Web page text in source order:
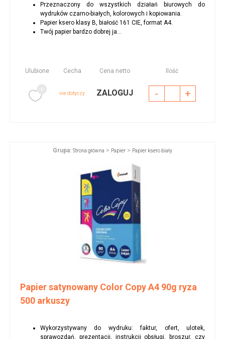
Przeznaczony do wszystkich działań biurowych do
wydruków czarno-białych, kolorowych i kopiowania.
Papier ksero klasy B, białość 161 CIE, format A4.
Twój papier bardzo dobrej ja...
Ulubione Cecha Cena netto Ilość
nie dotyczy ZALOGUJ - +
Grupa: Strona główna > Papier > Papier ksero biały
Papier satynowany Color Copy A4 90g ryza
500 arkuszy
Wykorzystywany do wydruku: faktur, ofert, ulotek,
sprawozdań, prezentacji, instrukcji obsługi, broszur, czy